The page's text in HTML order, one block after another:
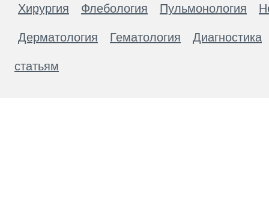
Хирургия Флебология Пульмонология
Дерматология Гематология Диагностика
статьям